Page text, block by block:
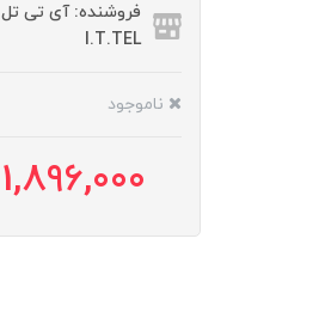
فروشنده: آی تی تل
I.T.TEL
ناموجود
1,896,000